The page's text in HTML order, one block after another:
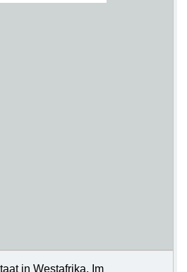
in Westafrika. Im